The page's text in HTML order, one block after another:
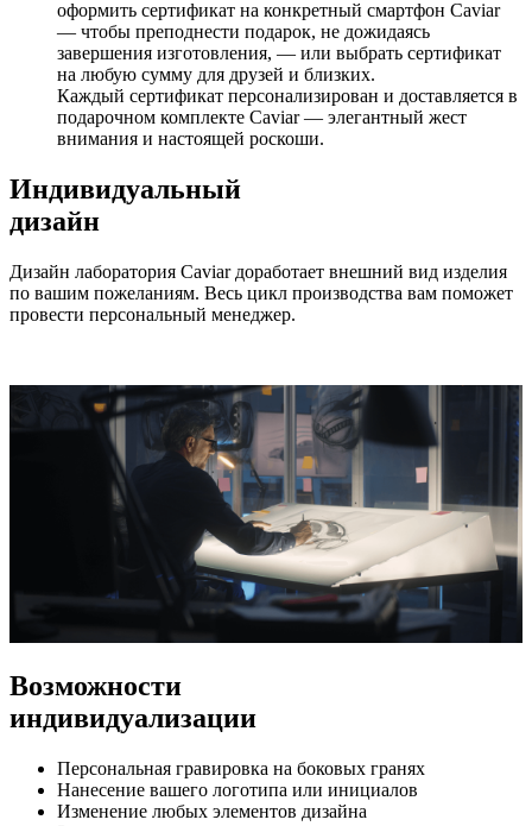
оформить сертификат на конкретный смартфон Caviar
— чтобы преподнести подарок, не дожидаясь
завершения изготовления, — или выбрать сертификат
на любую сумму для друзей и близких.
Каждый сертификат персонализирован и доставляется в
подарочном комплекте Caviar — элегантный жест
внимания и настоящей роскоши.
Индивидуальный
дизайн
Дизайн лаборатория Caviar доработает внешний вид изделия
по вашим пожеланиям. Весь цикл производства вам поможет
провести персональный менеджер.
Возможности
индивидуализации
Персональная гравировка на боковых гранях
Нанесение вашего логотипа или инициалов
Изменение любых элементов дизайна